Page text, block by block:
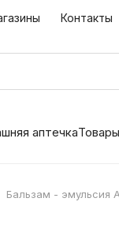
Контакты
аптечка
Бальзам - эмульсия